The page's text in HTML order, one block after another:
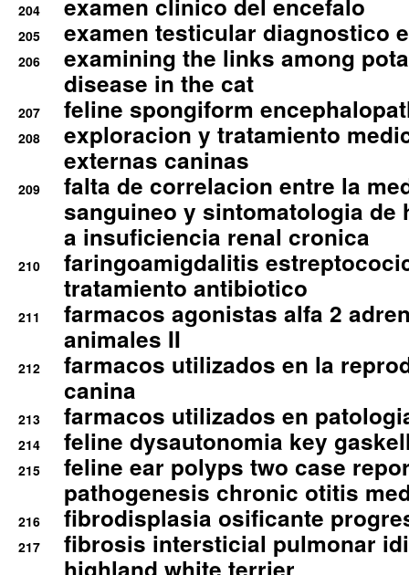
204 examen clinico del encefalo
205 examen testicular diagnostico
206
examining the links among
disease in the cat
207 feline spongiform
208
exploracion y tratamiento
externas caninas
209
falta de correlacion entre la
sanguineo y sintomatologia de
a insuficiencia renal cronica
210
faringoamigdalitis
tratamiento antibiotico
211
farmacos agonistas alfa 2
animales II
212
farmacos utilizados en la
canina
213 farmacos utilizados en
214 feline dysautonomia key
215
feline ear polyps two case
pathogenesis chronic otitis
216 fibrodisplasia osificante
217
fibrosis intersticial pulmonar
highland white terrier